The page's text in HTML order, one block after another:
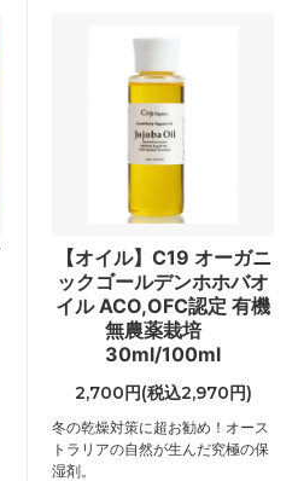
【オイル】C19 オーガニ
ックゴールデンホホバオ
イル ACO,OFC認定 有機
無農薬栽培
30ml/100ml
2,700円(税込2,970円)
冬の乾燥対策に超お勧め！オース
トラリアの自然が生んだ究極の保
湿剤。